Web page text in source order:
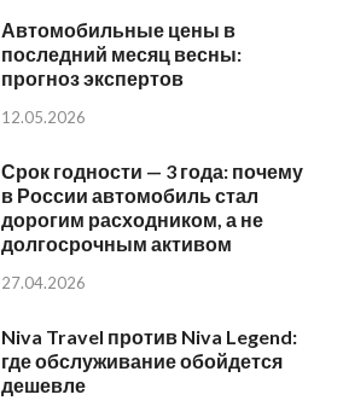
Автомобильные цены в
последний месяц весны:
прогноз экспертов
12.05.2026
Срок годности — 3 года: почему
в России автомобиль стал
дорогим расходником, а не
долгосрочным активом
27.04.2026
Niva Travel против Niva Legend:
где обслуживание обойдется
дешевле